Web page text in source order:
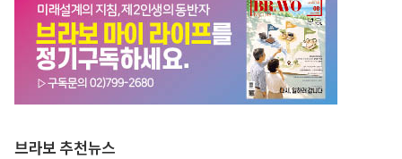
브라보 추천뉴스